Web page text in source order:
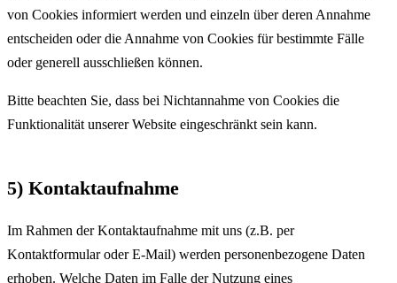
von Cookies informiert werden und einzeln über deren Annahme
entscheiden oder die Annahme von Cookies für bestimmte Fälle
oder generell ausschließen können.
Bitte beachten Sie, dass bei Nichtannahme von Cookies die
Funktionalität unserer Website eingeschränkt sein kann.
5) Kontaktaufnahme
Im Rahmen der Kontaktaufnahme mit uns (z.B. per
Kontaktformular oder E-Mail) werden personenbezogene Daten
erhoben. Welche Daten im Falle der Nutzung eines